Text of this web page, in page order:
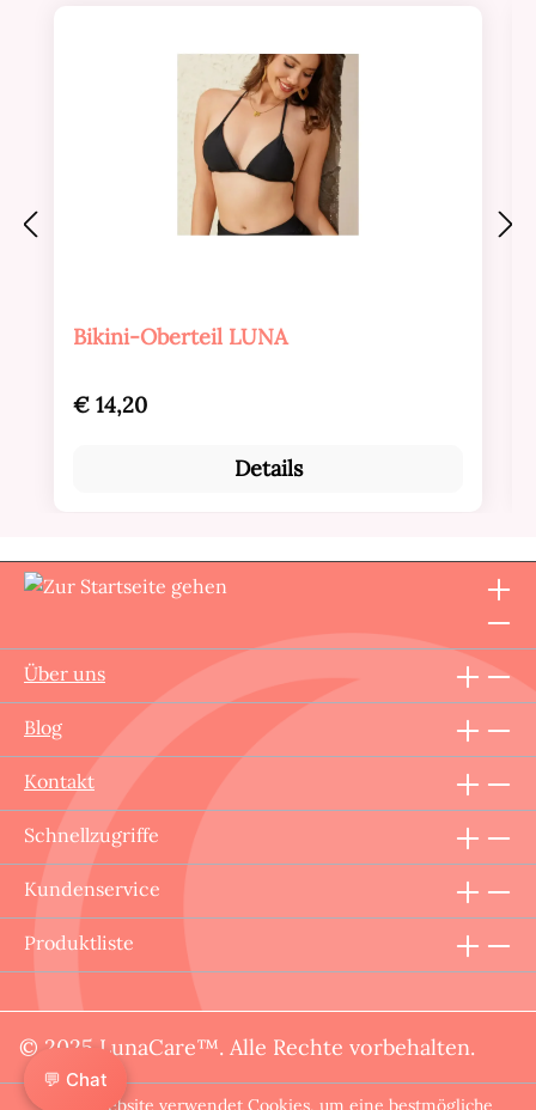
Bikini-Oberteil LUNA
Regulärer Preis:
€ 14,20
Details
Über uns
Blog
Kontakt
Schnellzugriffe
Kundenservice
Produktliste
© 2025 LunaCare™. Alle Rechte vorbehalten.
Diese Website verwendet Cookies, um eine bestmögliche
💬 Chat